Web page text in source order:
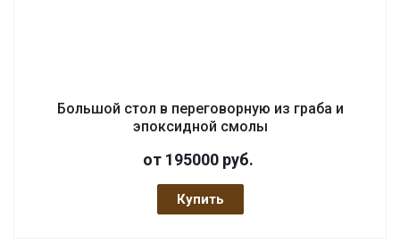
Большой стол в переговорную из граба и
эпоксидной смолы
от 195000 руб.
Купить